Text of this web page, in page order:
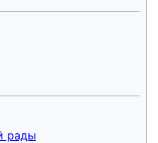
рады